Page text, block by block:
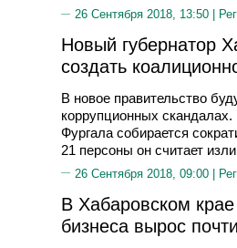
26 Сентября 2018, 13:50 |
Новый губернатор
создать
В новое правительство
коррупционных
Фургала собирается
21 персоны он считает
26 Сентября 2018, 09:00 |
В Хабаровском
бизнеса вырос